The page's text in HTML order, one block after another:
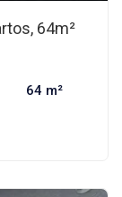
64m²
64 m²